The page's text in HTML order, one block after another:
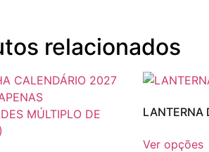
relacionados
LANTERNA
Ver opções